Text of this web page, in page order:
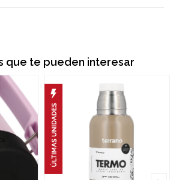
que te pueden interesar